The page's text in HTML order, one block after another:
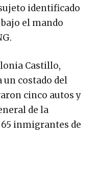
identificado
el mando
Castillo,
un costado del
cinco autos y
de la
inmigrantes de